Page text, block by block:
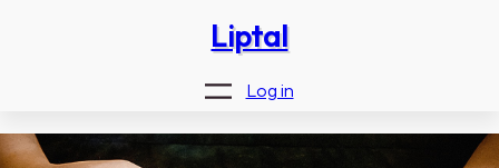
Liptal
Log in